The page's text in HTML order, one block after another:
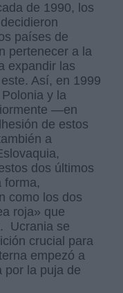
de 1990, los
países de
pertenecer a la
expandir las
Así, en 1999
y la
—en
de estos
a
dos últimos
forma,
como los dos
roja» que
Ucrania se
crucial para
empezó a
por la puja de